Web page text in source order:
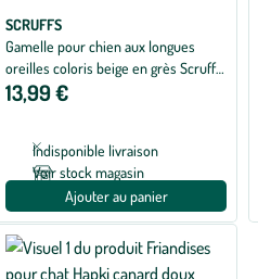
SCRUFFS
Gamelle pour chien aux longues
oreilles coloris beige en grès Scruffs
– 21 x 21 x 8,5 cm
13,99 €
Indisponible livraison
Voir stock magasin
Ajouter au panier